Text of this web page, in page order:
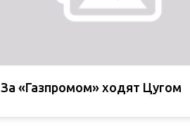
За «Газпромом» ходят Цугом